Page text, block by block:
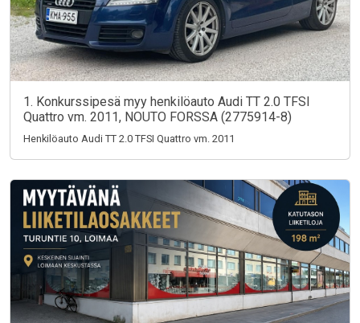
1. Konkurssipesä myy henkilöauto Audi TT 2.0 TFSI
Quattro vm. 2011, NOUTO FORSSA (2775914-8)
Henkilöauto Audi TT 2.0 TFSI Quattro vm. 2011